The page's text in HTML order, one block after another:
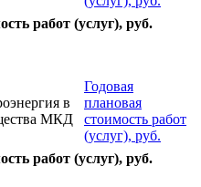
работ (услуг), руб.
в
МКД
Годовая
плановая
стоимость работ
(услуг), руб.
работ (услуг), руб.